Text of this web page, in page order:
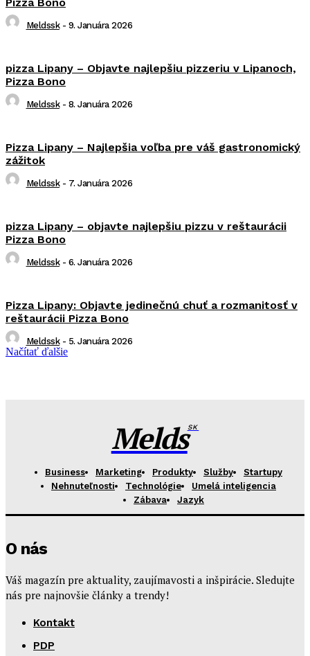
Pizza Bono
Meldssk - 9. Januára 2026
pizza Lipany – Objavte najlepšiu pizzeriu v Lipanoch,
Pizza Bono
Meldssk - 8. Januára 2026
Pizza Lipany – Najlepšia voľba pre váš gastronomický
zážitok
Meldssk - 7. Januára 2026
pizza Lipany – objavte najlepšiu pizzu v reštaurácii
Pizza Bono
Meldssk - 6. Januára 2026
Pizza Lipany: Objavte jedinečnú chuť a rozmanitosť v
reštaurácii Pizza Bono
Meldssk - 5. Januára 2026
Načítať ďalšie
MeldsSK
Business Marketing Produkty Služby
Startupy
Nehnuteľnosti
Technológie
Umelá inteligencia
Zábava
Jazyk
O nás
Váš magazín pre aktuality, zaujímavosti a inšpirácie. Sledujte
nás pre najnovšie články a trendy!
Kontakt
PDP